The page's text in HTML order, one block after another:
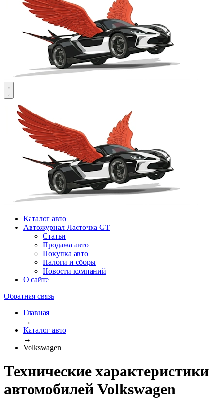
Каталог авто
Автожурнал Ласточка GT
Статьи
Продажа авто
Покупка авто
Налоги и сборы
Новости компаний
О сайте
Обратная связь
Главная
→
Каталог авто
→
Volkswagen
Технические характеристики
автомобилей Volkswagen